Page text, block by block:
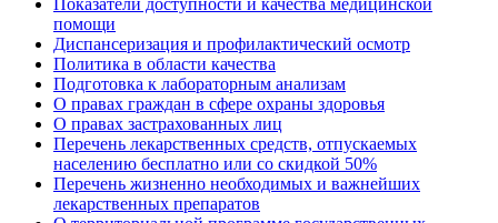
Показатели доступности и качества медицинской
помощи
Диспансеризация и профилактический осмотр
Политика в области качества
Подготовка к лабораторным анализам
О правах граждан в сфере охраны здоровья
О правах застрахованных лиц
Перечень лекарственных средств, отпускаемых
населению бесплатно или со скидкой 50%
Перечень жизненно необходимых и важнейших
лекарственных препаратов